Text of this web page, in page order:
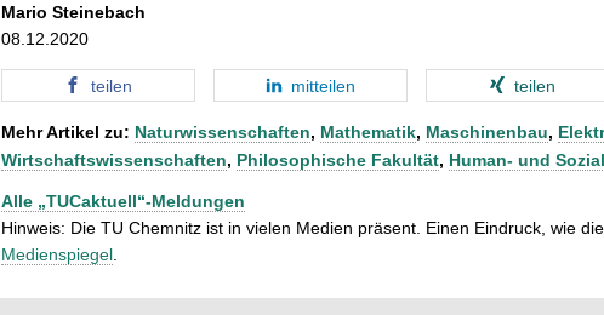
Mario Steinebach
08.12.2020
teilen mitteilen teilen
Mehr Artikel zu: Naturwissenschaften, Mathematik, Maschinenbau,
Wirtschaftswissenschaften, Philosophische Fakultät, Human- und
Alle „TUCaktuell“-Meldungen
Hinweis: Die TU Chemnitz ist in vielen Medien präsent. Einen Eindruck, wie
Medienspiegel